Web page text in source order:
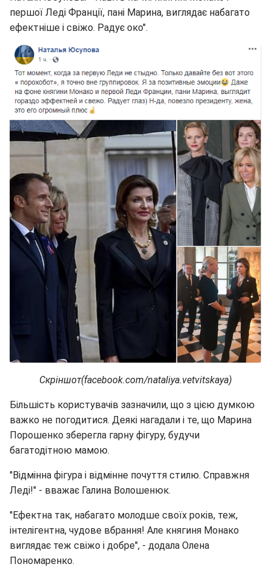
першої Леді Франції, пані Марина, виглядає набагато
ефектніше і свіжо. Радує око".
Скріншот(facebook.com/nataliya.vetvitskaya)
Більшість користувачів зазначили, що з цією думкою
важко не погодитися. Деякі нагадали і те, що Марина
Порошенко зберегла гарну фігуру, будучи
багатодітною мамою.
"Відмінна фігура і відмінне почуття стилю. Справжня
Леді!" - вважає Галина Волошенюк.
"Ефектна так, набагато молодше своїх років, теж,
інтелігентна, чудове вбрання! Але княгиня Монако
виглядає теж свіжо і добре", - додала Олена
Пономаренко.